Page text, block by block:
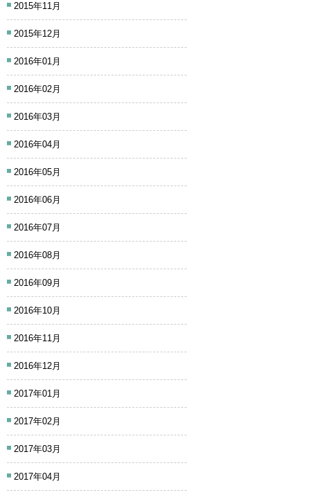
2015年11月
2015年12月
2016年01月
2016年02月
2016年03月
2016年04月
2016年05月
2016年06月
2016年07月
2016年08月
2016年09月
2016年10月
2016年11月
2016年12月
2017年01月
2017年02月
2017年03月
2017年04月